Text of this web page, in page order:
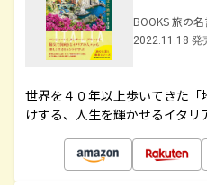
BOOKS 旅の
2022.11.18 発
世界を４０年以上歩いてきた
けする、人生を輝かせるイタ